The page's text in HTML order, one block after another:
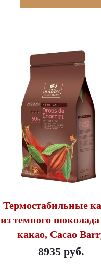
Термостабильные
из темного
какао, Cacao
8935 руб.